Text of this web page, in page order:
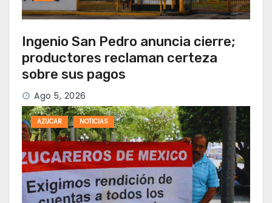
Ingenio San Pedro anuncia cierre;
productores reclaman certeza
sobre sus pagos
Ago 5, 2026
AZUCAR NOTICIAS